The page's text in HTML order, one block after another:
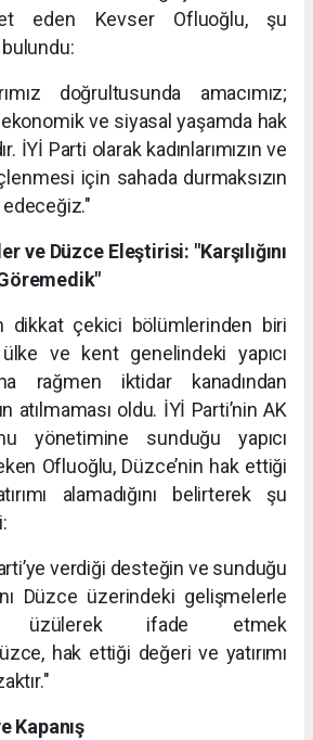
eden Kevser Ofluoğlu, şu
doğrultusunda amacımız;
ekonomik ve siyasal yaşamda hak
İYİ Parti olarak kadınlarımızın ve
için sahada durmaksızın
edeceğiz."
ve Düzce Eleştirisi: "Karşılığını
dikkat çekici bölümlerinden biri
ve kent genelindeki yapıcı
rağmen iktidar kanadından
atılmaması oldu. İYİ Parti’nin AK
yönetimine sunduğu yapıcı
Ofluoğlu, Düzce’nin hak ettiği
alamadığını belirterek şu
verdiği desteğin ve sunduğu
Düzce üzerindeki gelişmelerle
üzülerek ifade etmek
hak ettiği değeri ve yatırımı
Kapanış